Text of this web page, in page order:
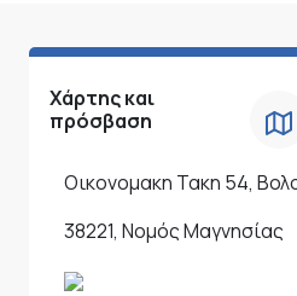
Χάρτης και
πρόσβαση
Οικονομακη Τακη 54,
38221, Νομός Μαγνησίας